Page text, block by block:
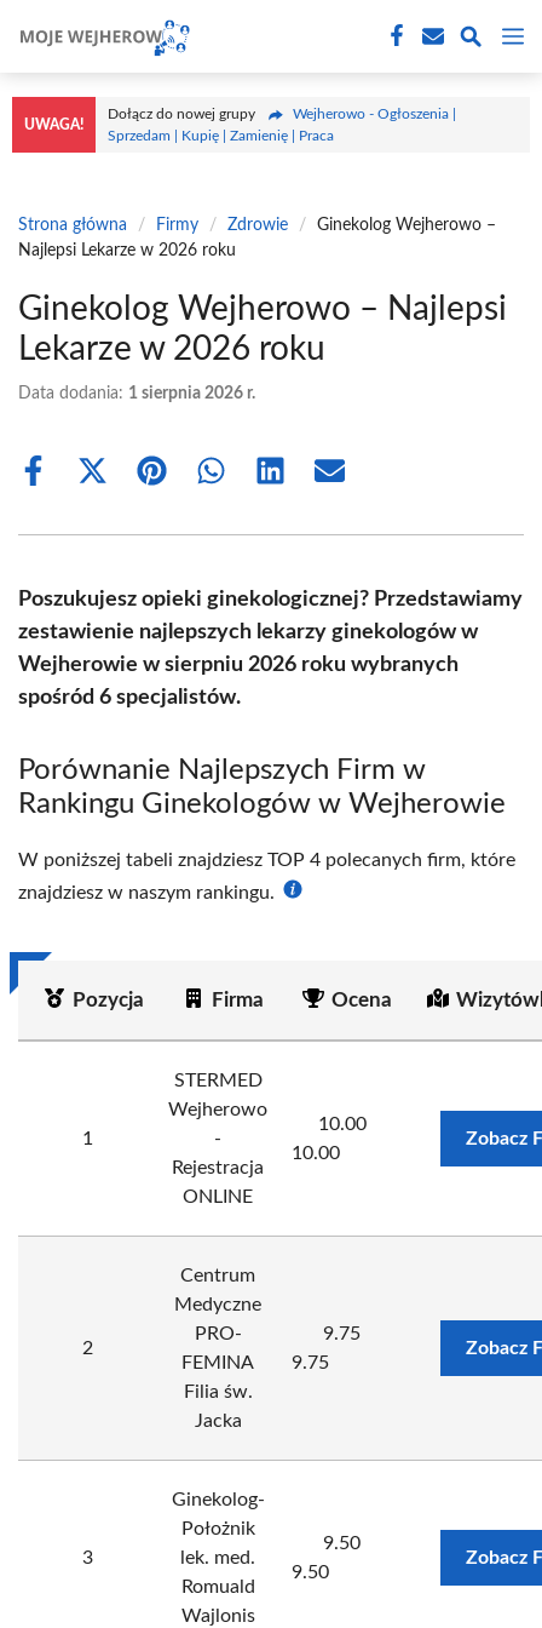
treści
UWAGA!
Dołącz do nowej grupy
Wejherowo - Ogłoszenia |
Sprzedam | Kupię | Zamienię | Praca
Strona główna / Firmy / Zdrowie /
Ginekolog Wejherowo –
Najlepsi Lekarze w 2026 roku
Ginekolog Wejherowo – Najlepsi
Lekarze w 2026 roku
Data dodania: 1 sierpnia 2026 r.
Share
Share
(Twitter)
Share Share Share Share
Poszukujesz opieki ginekologicznej? Przedstawiamy
zestawienie najlepszych lekarzy ginekologów w
Wejherowie w sierpniu 2026 roku wybranych
spośród 6 specjalistów.
Porównanie Najlepszych Firm w
Rankingu Ginekologów w Wejherowie
W poniższej tabeli znajdziesz TOP 4 polecanych firm, które
znajdziesz w naszym rankingu.
Pozycja Firma Ocena
1
STERMED
Wejherowo
-
Rejestracja
ONLINE
10.00
10.00
Zobacz
2
Centrum
Medyczne
PRO-
FEMINA
Filia św.
Jacka
9.75
9.75
Zobacz
3
Ginekolog-
Położnik
lek. med.
Romuald
Wajlonis
9.50
9.50
Zobacz